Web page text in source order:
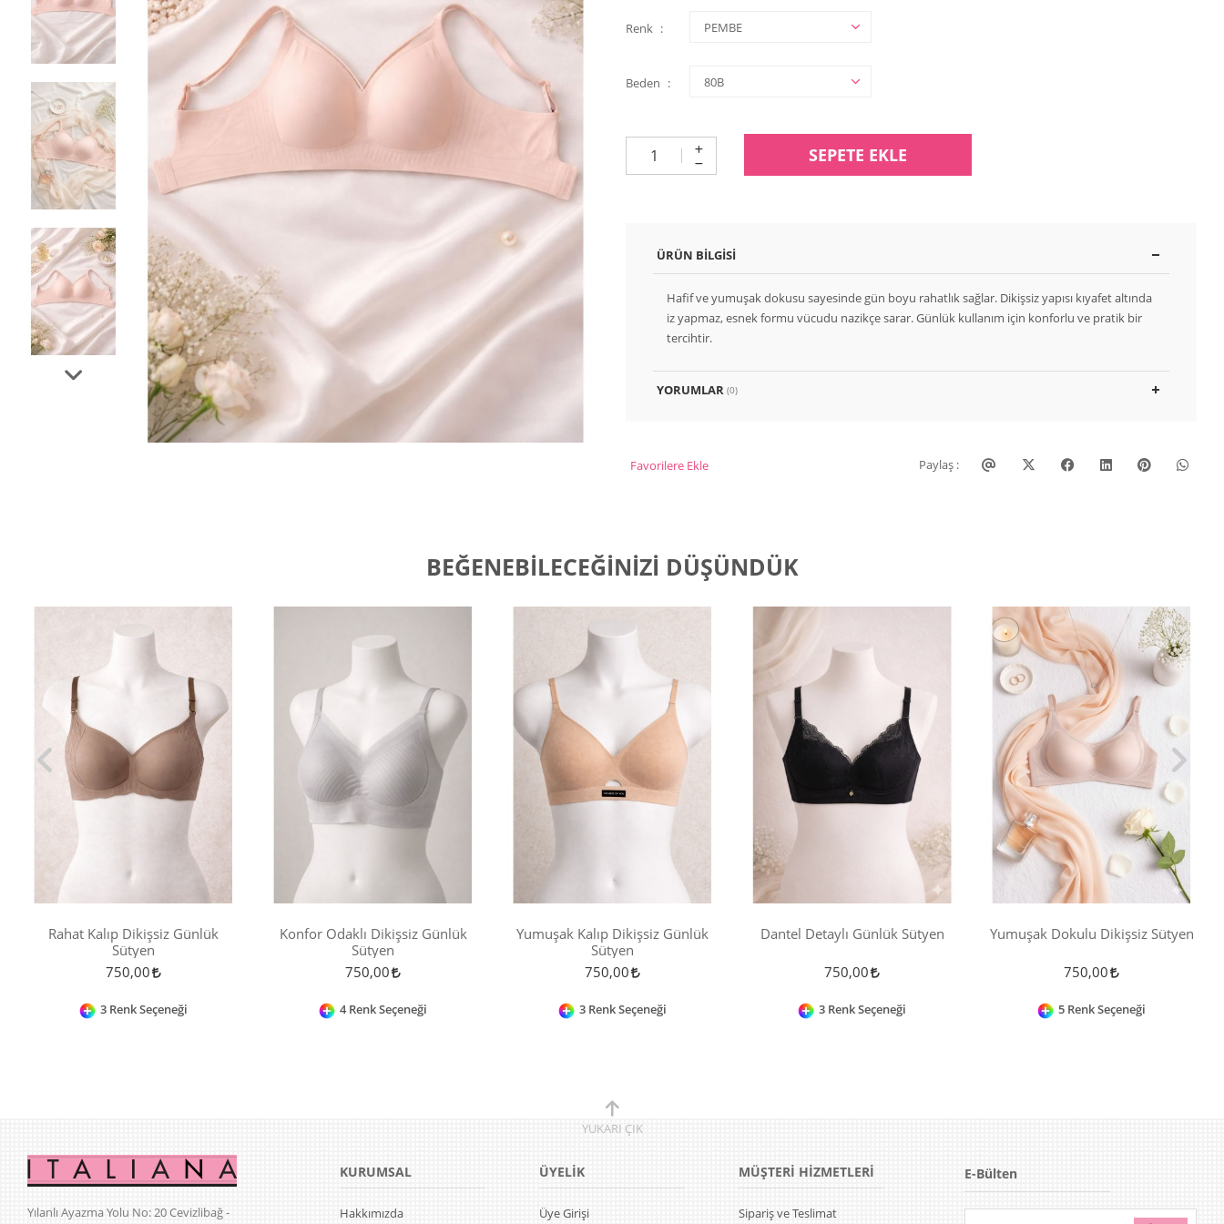
Renk
Beden
SEPETE EKLE
ÜRÜN BILGISI
Hafif ve yumuşak dokusu sayesinde gün boyu rahatlık sağlar. Dikişsiz yapısı kıyafet altında
iz yapmaz, esnek formu vücudu nazikçe sarar. Günlük kullanım için konforlu ve pratik bir
tercihtir.
YORUMLAR (0)
Favorilere Ekle Paylaş :
BEĞENEBILECEĞINIZI DÜŞÜNDÜK
Rahat Kalıp Dikişsiz Günlük
Sütyen
750,00
3 Renk Seçeneği
Konfor Odaklı Dikişsiz Günlük
Sütyen
750,00
4 Renk Seçeneği
Yumuşak Kalıp Dikişsiz Günlük
Sütyen
750,00
3 Renk Seçeneği
Dantel Detaylı Günlük Sütyen
750,00
3 Renk Seçeneği
Yumuşak Dokulu Dikişsiz Sütyen
750,00
5 Renk Seçeneği
YUKARI ÇIK
Yılanlı Ayazma Yolu No: 20 Cevizlibağ -
KURUMSAL
Hakkımızda
ÜYELİK
Üye Girişi
MÜŞTERİ HİZMETLERİ
Sipariş ve Teslimat
E-Bülten